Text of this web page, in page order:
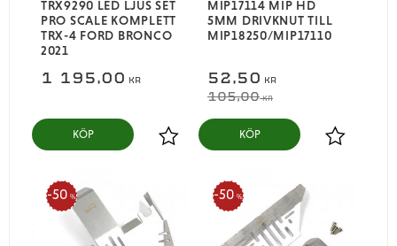
TRX9290 LED LJUS SET
PRO SCALE KOMPLETT
TRX-4 FORD BRONCO
2021
1 195,00 KR
Lägg till i favoriter
KÖP
MIP17114 MIP HD
5MM DRIVKNUT TILL
MIP18250/MIP17110
52,50 KR
105,00KR
Lägg till i
KÖP
50 % 50 %